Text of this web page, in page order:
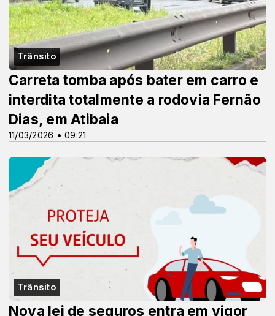
Trânsito
11/03/2026 • 09:21
Carreta tomba após bater em carro e
interdita totalmente a rodovia Fernão
Dias, em Atibaia
Trânsito
Nova lei de seguros entra em vigor